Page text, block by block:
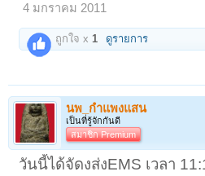
4 มกราคม 2011
ถูกใจ x 1 ดูรายการ
นพ_กำแพงแสน
เป็นที่รู้จักกันดี
สมาชิก Premium
วันนี้ได้จัดงส่งEMS เวลา